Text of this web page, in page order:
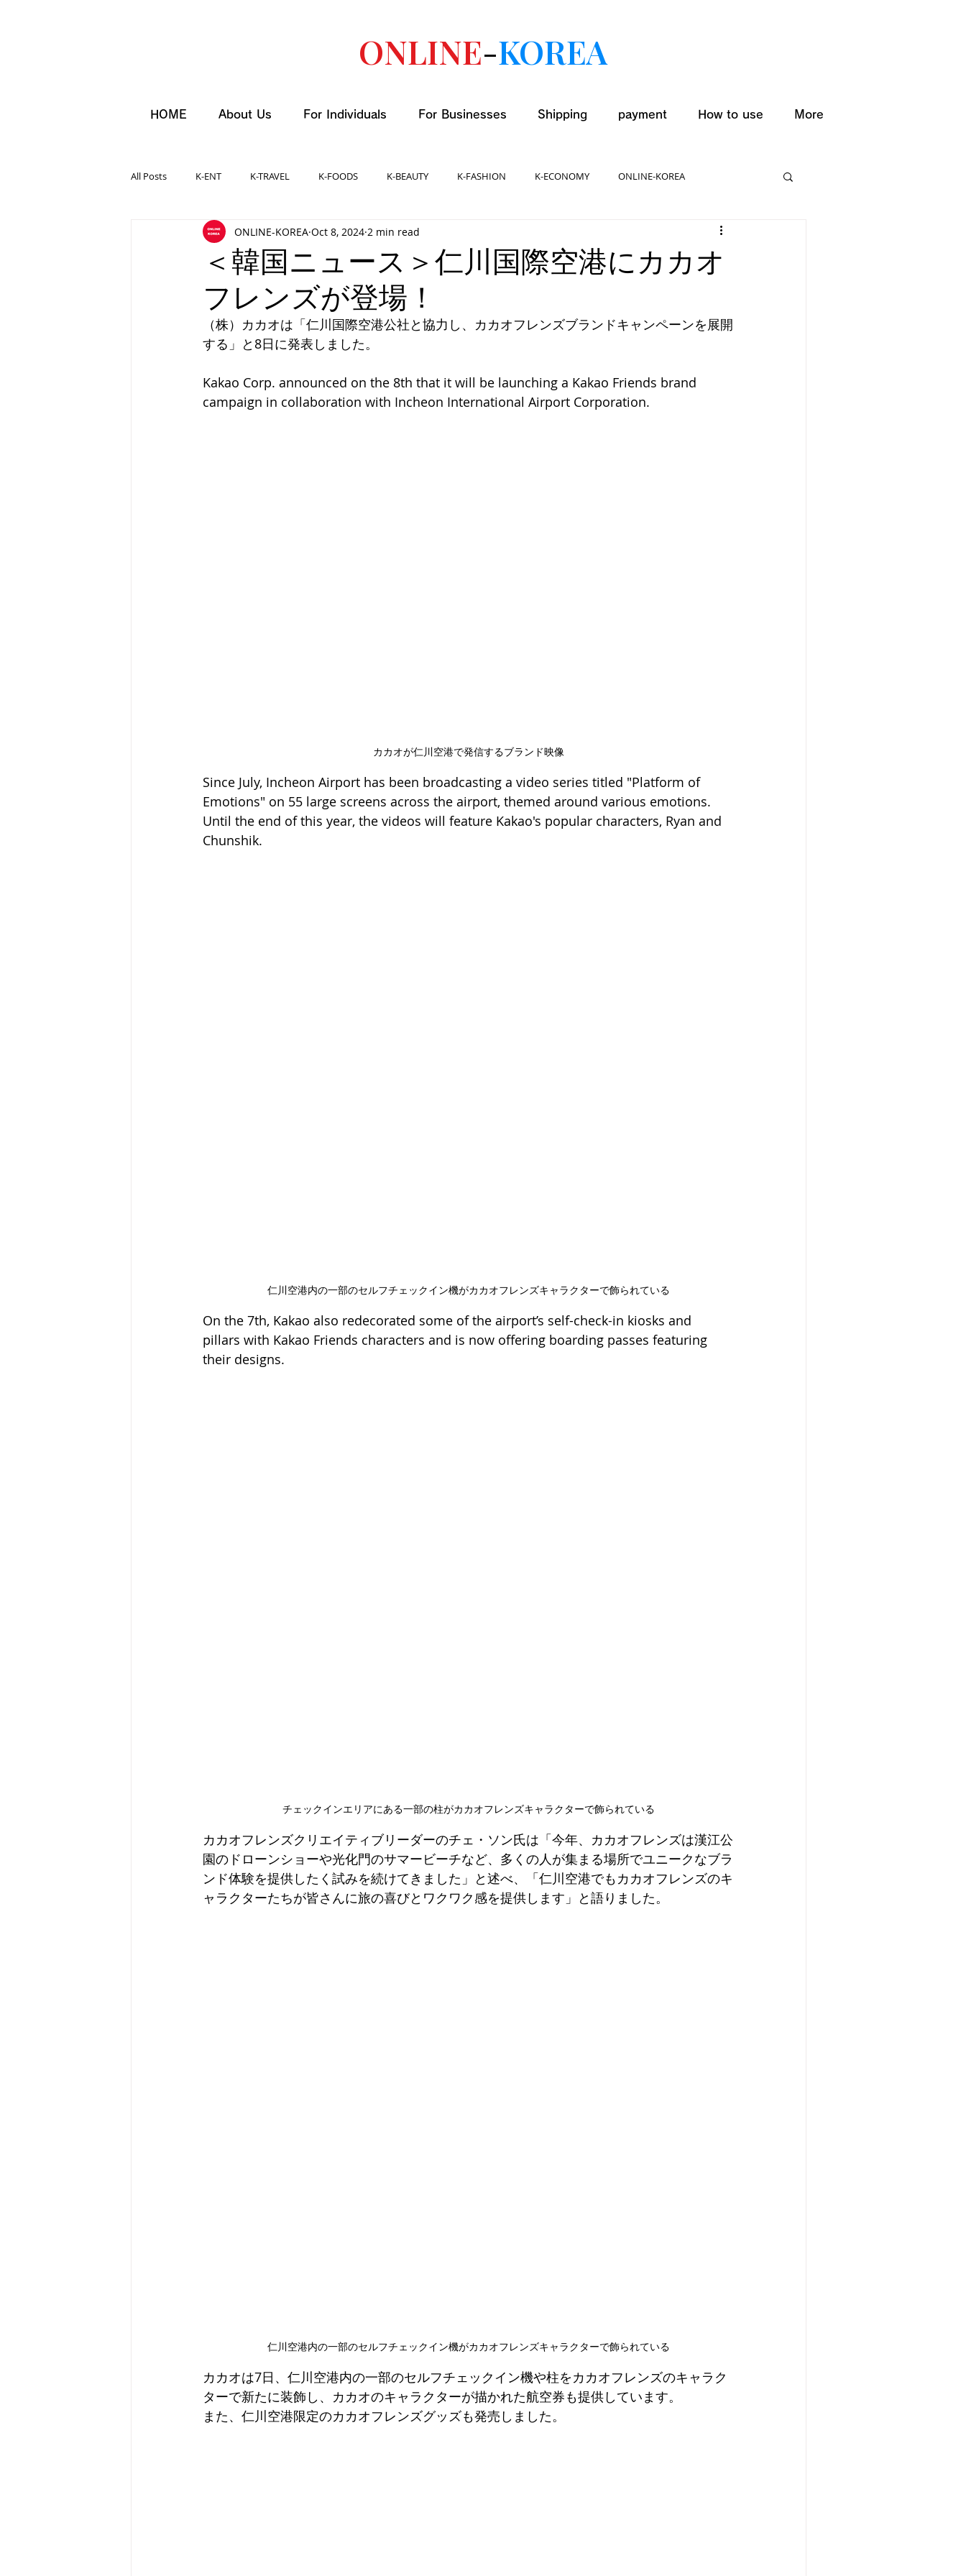
ONLINE-KOREA
HOME About Us For Individuals For Businesses Shipping payment How to use More
All Posts K-ENT K-TRAVEL K-FOODS K-BEAUTY K-FASHION K-ECONOMY ONLINE-KOREA
＜韓国ニュース＞仁川国際空港にカカオ
フレンズが登場！
ONLINE-KOREA Oct 8, 2024 2 min read
（株）カカオは「仁川国際空港公社と協力し、カカオフレンズブランドキャンペーンを展開
する」と8日に発表しました。
Kakao Corp. announced on the 8th that it will be launching a Kakao Friends brand
campaign in collaboration with Incheon International Airport Corporation.
カカオが仁川空港で発信するブランド映像
Since July, Incheon Airport has been broadcasting a video series titled "Platform of
Emotions" on 55 large screens across the airport, themed around various emotions.
Until the end of this year, the videos will feature Kakao's popular characters, Ryan and
Chunshik.
仁川空港内の一部のセルフチェックイン機がカカオフレンズキャラクターで飾られている
On the 7th, Kakao also redecorated some of the airport’s self-check-in kiosks and
pillars with Kakao Friends characters and is now offering boarding passes featuring
their designs.
チェックインエリアにある一部の柱がカカオフレンズキャラクターで飾られている
カカオフレンズクリエイティブリーダーのチェ・ソン氏は「今年、カカオフレンズは漢江公
園のドローンショーや光化門のサマービーチなど、多くの人が集まる場所でユニークなブラ
ンド体験を提供したく試みを続けてきました」と述べ、「仁川空港でもカカオフレンズのキ
ャラクターたちが皆さんに旅の喜びとワクワク感を提供します」と語りました。
仁川空港内の一部のセルフチェックイン機がカカオフレンズキャラクターで飾られている
カカオは7日、仁川空港内の一部のセルフチェックイン機や柱をカカオフレンズのキャラク
ターで新たに装飾し、カカオのキャラクターが描かれた航空券も提供しています。
また、仁川空港限定のカカオフレンズグッズも発売しました。